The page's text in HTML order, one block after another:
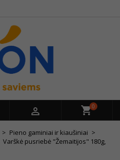
 0
Pieno gaminiai ir kiaušiniai
Varškė pusriebė "Žemaitijos" 180g,